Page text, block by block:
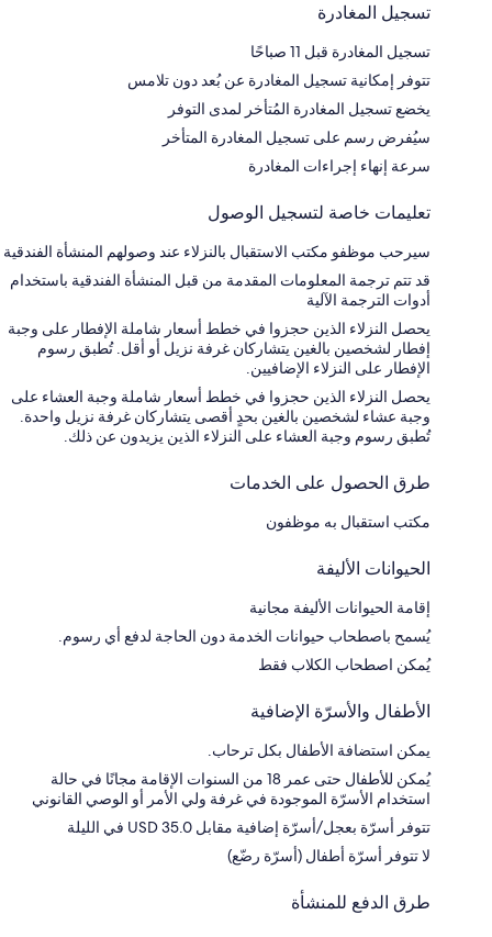
تسجيل المغادرة
تسجيل المغادرة قبل 11 صباحًا
تتوفر إمكانية تسجيل المغادرة عن بُعد دون تلامس
يخضع تسجيل المغادرة المُتأخر لمدى التوفر
سيُفرض رسم على تسجيل المغادرة المتأخر
سرعة إنهاء إجراءات المغادرة
تعليمات خاصة لتسجيل الوصول
سيرحب موظفو مكتب الاستقبال بالنزلاء عند وصولهم المنشأة الفندقية
قد تتم ترجمة المعلومات المقدمة من قبل المنشأة الفندقية باستخدام
أدوات الترجمة الآلية
يحصل النزلاء الذين حجزوا في خطط أسعار شاملة الإفطار على وجبة
إفطار لشخصين بالغين يتشاركان غرفة نزيل أو أقل. تُطبق رسوم
الإفطار على النزلاء الإضافيين.
يحصل النزلاء الذين حجزوا في خطط أسعار شاملة وجبة العشاء على
وجبة عشاء لشخصين بالغين بحدٍ أقصى يتشاركان غرفة نزيل واحدة.
تُطبق رسوم وجبة العشاء على النزلاء الذين يزيدون عن ذلك.
طرق الحصول على الخدمات
مكتب استقبال به موظفون
الحيوانات الأليفة
إقامة الحيوانات الأليفة مجانية
يُسمح باصطحاب حيوانات الخدمة دون الحاجة لدفع أي رسوم.
يُمكن اصطحاب الكلاب فقط
الأطفال والأسرّة الإضافية
يمكن استضافة الأطفال بكل ترحاب.
يُمكن للأطفال حتى عمر 18 من السنوات الإقامة مجانًا في حالة
استخدام الأسرّة الموجودة في غرفة ولي الأمر أو الوصي القانوني
تتوفر أسرّة بعجل/أسرّة إضافية مقابل USD 35.0 في الليلة
لا تتوفر أسرّة أطفال (أسرّة رضّع)
طرق الدفع للمنشأة